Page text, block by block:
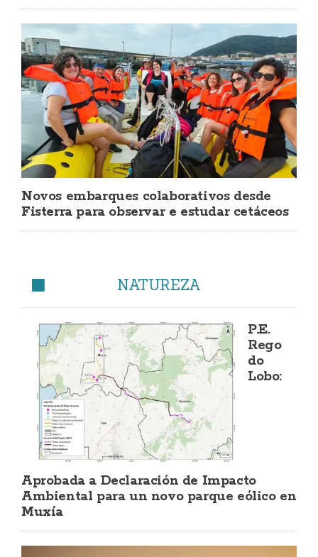
Novos embarques colaborativos desde
Fisterra para observar e estudar cetáceos
NATUREZA
P.E.
Rego
do
Lobo:
Aprobada a Declaración de Impacto
Ambiental para un novo parque eólico en
Muxía